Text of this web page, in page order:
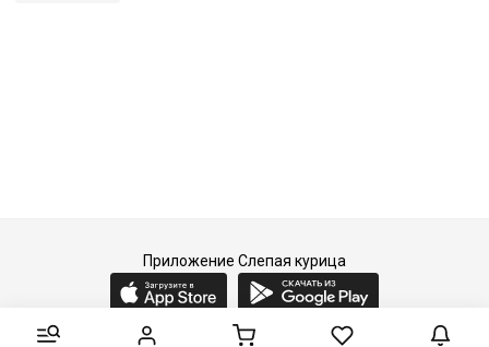
Приложение Слепая курица